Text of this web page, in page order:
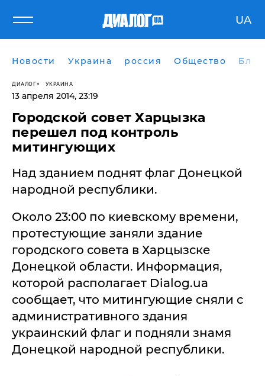
UA
Новости Украина россия Общество
ДИАЛОГ УКРАИНА
13 апреля 2014, 23:19
Городской совет Харцызка
перешел под контроль
митингующих
Над зданием поднят флаг Донецкой
народной республики.
Около 23:00 по киевскому времени,
протестующие заняли здание
городского совета в Харцызске
Донецкой области. Информация,
которой располагает Dialog.ua
сообщает, что митингующие сняли с
административного здания
украинский флаг и подняли знамя
Донецкой народной республики.